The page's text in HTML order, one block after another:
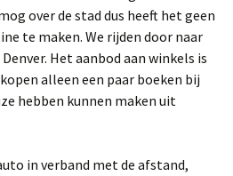
over de stad dus heeft het geen
te maken. We rijden door naar
Het aanbod aan winkels is
alleen een paar boeken bij
hebben kunnen maken uit
in verband met de afstand,